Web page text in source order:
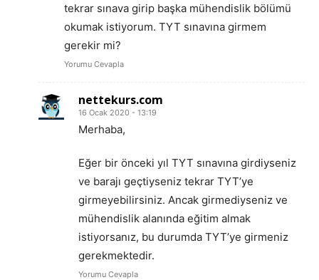
tekrar sınava girip başka mühendislik bölümü
okumak istiyorum. TYT sınavına girmem
gerekir mi?
Yorumu Cevapla
nettekurs.com
16 Ocak 2020 - 13:19
Merhaba,
Eğer bir önceki yıl TYT sınavına girdiyseniz
ve barajı geçtiyseniz tekrar TYT’ye
girmeyebilirsiniz. Ancak girmediyseniz ve
mühendislik alanında eğitim almak
istiyorsanız, bu durumda TYT’ye girmeniz
gerekmektedir.
Yorumu Cevapla